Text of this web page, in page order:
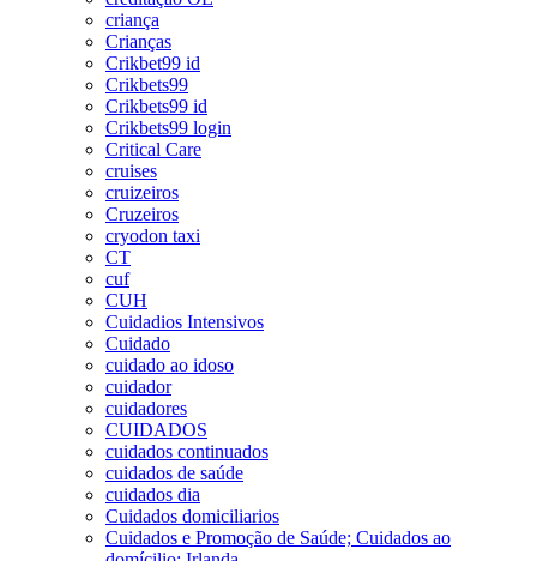
criança
Crianças
Crikbet99 id
Crikbets99
Crikbets99 id
Crikbets99 login
Critical Care
cruises
cruizeiros
Cruzeiros
cryodon taxi
CT
cuf
CUH
Cuidadios Intensivos
Cuidado
cuidado ao idoso
cuidador
cuidadores
CUIDADOS
cuidados continuados
cuidados de saúde
cuidados dia
Cuidados domiciliarios
Cuidados e Promoção de Saúde; Cuidados ao